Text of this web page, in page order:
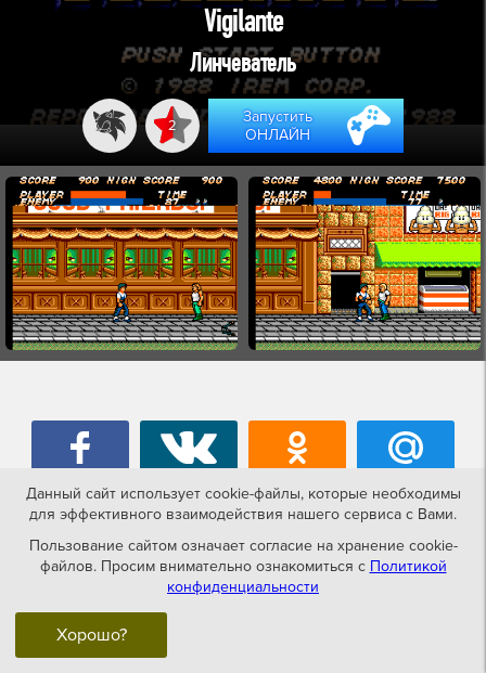
Vigilante
Линчеватель
2
Запустить
ОНЛАЙН
Игры похожие на Vigilante
Данный сайт использует cookie-файлы, которые необходимы
для эффективного взаимодействия нашего сервиса с Вами.
Пользование сайтом означает согласие на хранение cookie-
файлов. Просим внимательно ознакомиться с Политикой
конфиденциальности
Хорошо?